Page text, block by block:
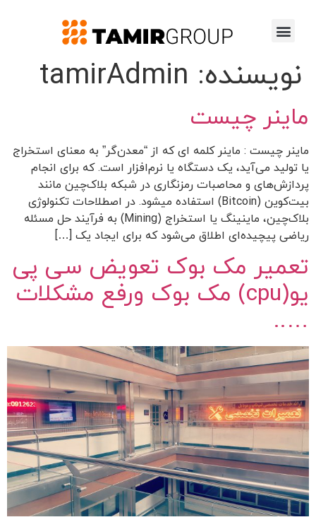
نویسنده: tamirAdmin
ماینر چیست
ماینر چیست : ماینر کلمه ای که از “معدن‌گر” به معنای استخراج
یا تولید می‌آید، یک دستگاه یا نرم‌افزار است. که برای انجام
پردازش‌های و محاصبات رمزنگاری در شبکه‌ بلاک‌چین مانند
بیت‌کوین (Bitcoin) استفاده میشود. در اصطلاحات تکنولوژی
بلاک‌چین، ماینینگ یا استخراج (Mining) به فرآیند حل مسئله
ریاضی پیچیده‌ای اطلاق می‌شود که برای ایجاد یک […]
تعمیر مک بوک تعویض سی پی
یو(cpu) مک بوک ورفع مشکلات
…..